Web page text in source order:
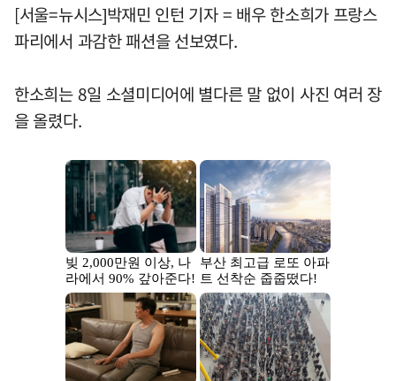
[서울=뉴시스]박재민 인턴 기자 = 배우 한소희가 프랑스
파리에서 과감한 패션을 선보였다.
한소희는 8일 소셜미디어에 별다른 말 없이 사진 여러 장
을 올렸다.